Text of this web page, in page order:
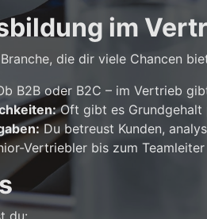
im
die dir viele Chancen
B2B oder B2C – im Vertrieb
Oft gibt es Grundgehalt
Du betreust Kunden,
Vertriebler bis zum